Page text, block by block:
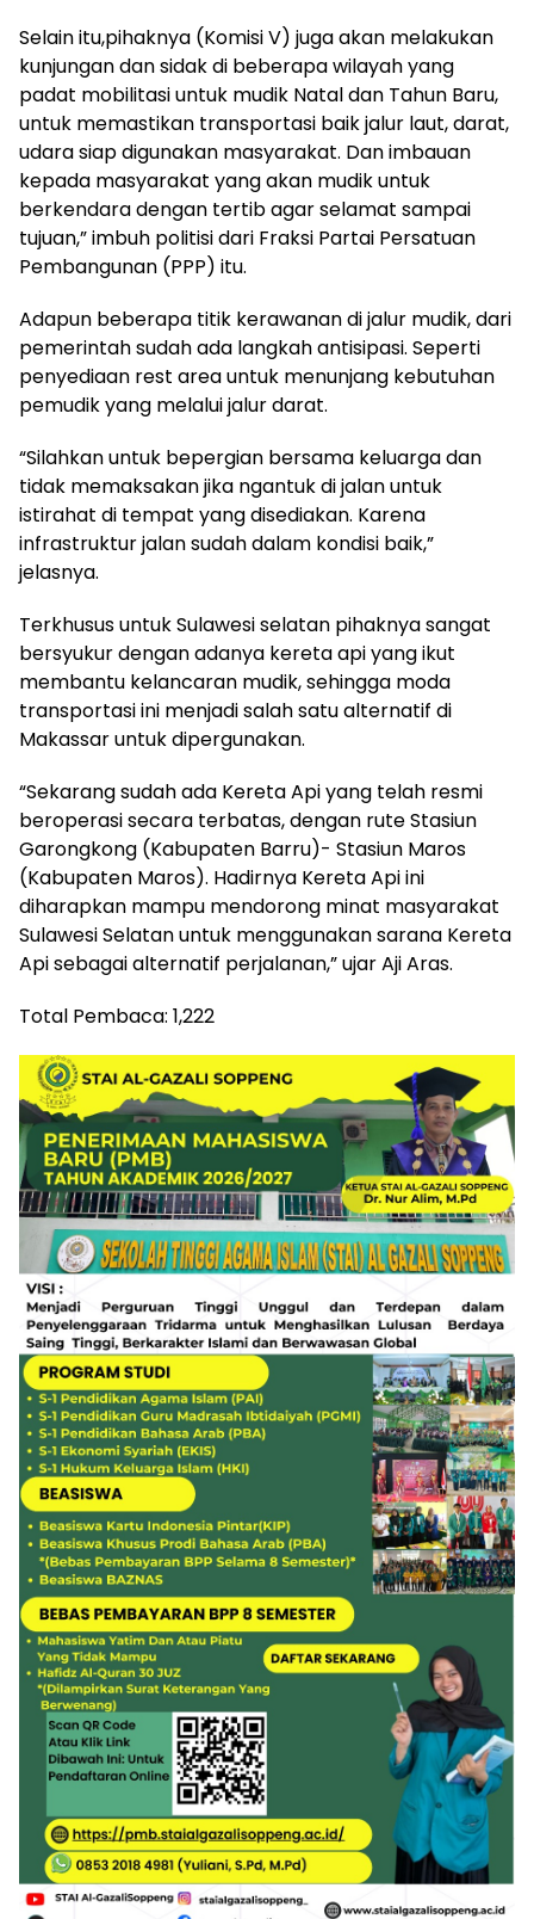
Selain itu,pihaknya (Komisi V) juga akan melakukan
kunjungan dan sidak di beberapa wilayah yang
padat mobilitasi untuk mudik Natal dan Tahun Baru,
untuk memastikan transportasi baik jalur laut, darat,
udara siap digunakan masyarakat. Dan imbauan
kepada masyarakat yang akan mudik untuk
berkendara dengan tertib agar selamat sampai
tujuan,” imbuh politisi dari Fraksi Partai Persatuan
Pembangunan (PPP) itu.
Adapun beberapa titik kerawanan di jalur mudik, dari
pemerintah sudah ada langkah antisipasi. Seperti
penyediaan rest area untuk menunjang kebutuhan
pemudik yang melalui jalur darat.
“Silahkan untuk bepergian bersama keluarga dan
tidak memaksakan jika ngantuk di jalan untuk
istirahat di tempat yang disediakan. Karena
infrastruktur jalan sudah dalam kondisi baik,”
jelasnya.
Terkhusus untuk Sulawesi selatan pihaknya sangat
bersyukur dengan adanya kereta api yang ikut
membantu kelancaran mudik, sehingga moda
transportasi ini menjadi salah satu alternatif di
Makassar untuk dipergunakan.
“Sekarang sudah ada Kereta Api yang telah resmi
beroperasi secara terbatas, dengan rute Stasiun
Garongkong (Kabupaten Barru)- Stasiun Maros
(Kabupaten Maros). Hadirnya Kereta Api ini
diharapkan mampu mendorong minat masyarakat
Sulawesi Selatan untuk menggunakan sarana Kereta
Api sebagai alternatif perjalanan,” ujar Aji Aras.
Total Pembaca: 1,222